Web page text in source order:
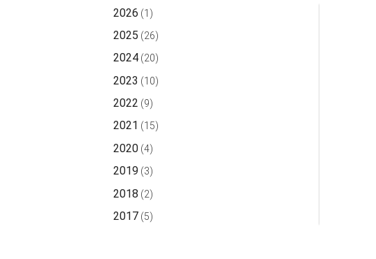
2026 (1)
2025 (26)
2024 (20)
2023 (10)
2022 (9)
2021 (15)
2020 (4)
2019 (3)
2018 (2)
2017 (5)